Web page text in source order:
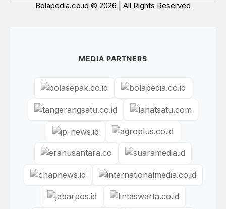
Bolapedia.co.id © 2026 | All Rights Reserved
MEDIA PARTNERS